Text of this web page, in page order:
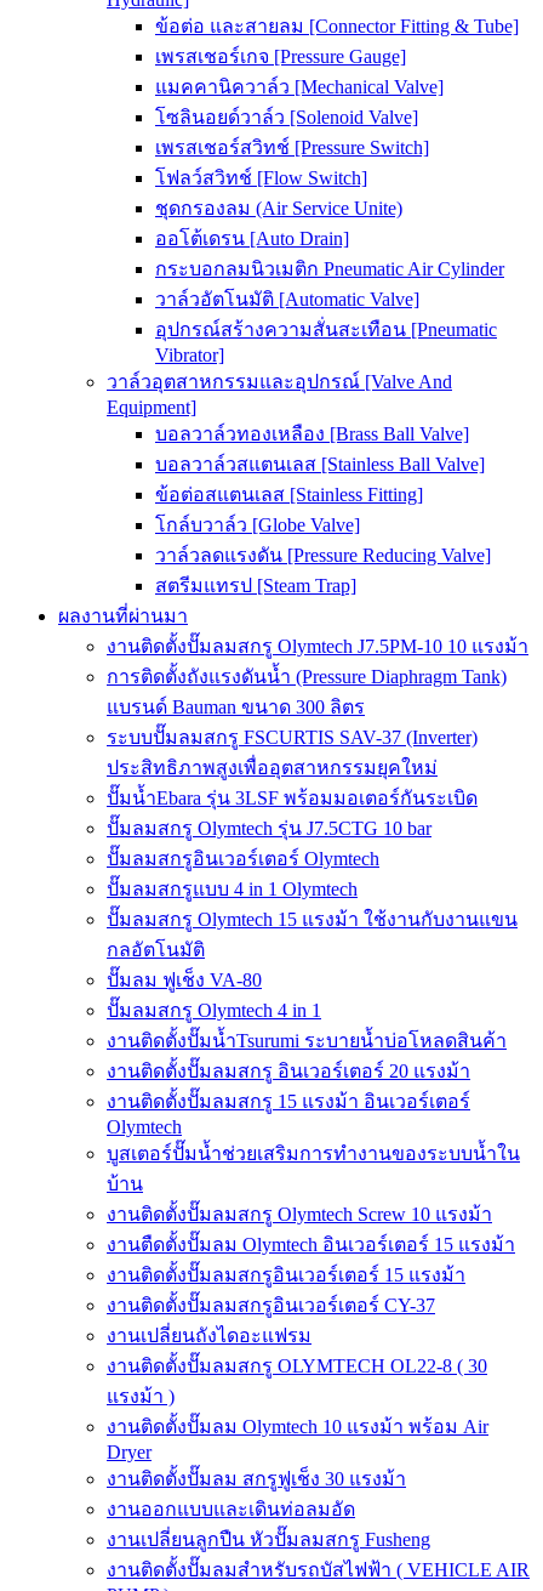
ข้อต่อ และสายลม [Connector Fitting & Tube]
เพรสเชอร์เกจ [Pressure Gauge]
แมคคานิควาล์ว [Mechanical Valve]
โซลินอยด์วาล์ว [Solenoid Valve]
เพรสเชอร์สวิทช์ [Pressure Switch]
โฟลว์สวิทช์ [Flow Switch]
ชุดกรองลม (Air Service Unite)
ออโต้เดรน [Auto Drain]
กระบอกลมนิวเมติก Pneumatic Air Cylinder
วาล์วอัตโนมัติ [Automatic Valve]
อุปกรณ์สร้างความสั่นสะเทือน [Pneumatic
Vibrator]
วาล์วอุตสาหกรรมและอุปกรณ์ [Valve And
Equipment]
บอลวาล์วทองเหลือง [Brass Ball Valve]
บอลวาล์วสแตนเลส [Stainless Ball Valve]
ข้อต่อสแตนเลส [Stainless Fitting]
โกล์บวาล์ว [Globe Valve]
วาล์วลดแรงดัน [Pressure Reducing Valve]
สตรีมแทรป [Steam Trap]
ผลงานที่ผ่านมา
งานติดตั้งปั๊มลมสกรู Olymtech J7.5PM-10 10 แรงม้า
การติดตั้งถังแรงดันน้ำ (Pressure Diaphragm Tank)
แบรนด์ Bauman ขนาด 300 ลิตร
ระบบปั๊มลมสกรู FSCURTIS SAV-37 (Inverter)
ประสิทธิภาพสูงเพื่ออุตสาหกรรมยุคใหม่
ปั๊มน้ำEbara รุ่น 3LSF พร้อมมอเตอร์กันระเบิด
ปั๊มลมสกรู Olymtech รุ่น J7.5CTG 10 bar
ปั๊มลมสกรูอินเวอร์เตอร์ Olymtech
ปั๊มลมสกรูแบบ 4 in 1 Olymtech
ปั๊มลมสกรู Olymtech 15 แรงม้า ใช้งานกับงานแขน
กลอัตโนมัติ
ปั๊มลม ฟูเช็ง VA-80
ปั๊มลมสกรู Olymtech 4 in 1
งานติดตั้งปั๊มน้ำTsurumi ระบายน้ำบ่อโหลดสินค้า
งานติดตั้งปั๊มลมสกรู อินเวอร์เตอร์ 20 แรงม้า
งานติดตั้งปั๊มลมสกรู 15 แรงม้า อินเวอร์เตอร์
Olymtech
บูสเตอร์ปั๊มน้ำช่วยเสริมการทำงานของระบบน้ำใน
บ้าน
งานติดตั้งปั๊มลมสกรู Olymtech Screw 10 แรงม้า
งานตืดตั้งปั๊มลม Olymtech อินเวอร์เตอร์ 15 แรงม้า
งานติดตั้งปั๊มลมสกรูอินเวอร์เตอร์ 15 แรงม้า
งานติดตั้งปั๊มลมสกรูอินเวอร์เตอร์ CY-37
งานเปลี่ยนถังไดอะแฟรม
งานติดตั้งปั๊มลมสกรู OLYMTECH OL22-8 ( 30
แรงม้า )
งานติดตั้งปั๊มลม Olymtech 10 แรงม้า พร้อม Air
Dryer
งานติดตั้งปั๊มลม สกรูฟูเช็ง 30 แรงม้า
งานออกแบบและเดินท่อลมอัด
งานเปลี่ยนลูกปืน หัวปั๊มลมสกรู Fusheng
งานติดตั้งปั๊มลมสำหรับรถบัสไฟฟ้า ( VEHICLE AIR